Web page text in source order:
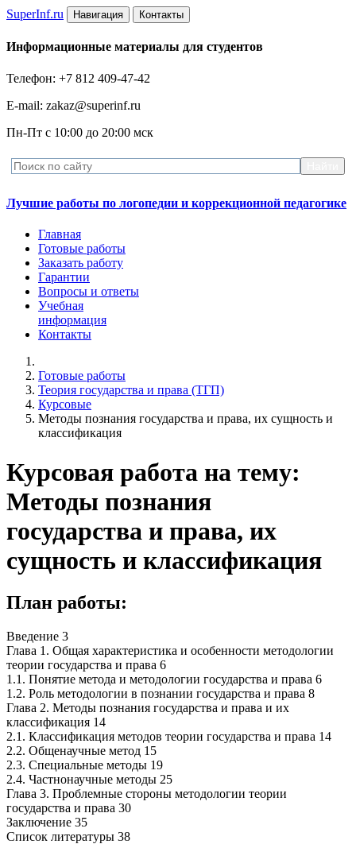
SuperInf.ru Навигация Контакты
Информационные материалы для студентов
Телефон: +7 812 409-47-42
E-mail: zakaz@superinf.ru
Пн-Пт с 10:00 до 20:00 мск
Лучшие работы по логопедии и коррекционной педагогике
Главная
Готовые работы
Заказать работу
Гарантии
Вопросы и ответы
Учебная
информация
Контакты
Готовые работы
Теория государства и права (ТГП)
Курсовые
Методы познания государства и права, их сущность и
классификация
Курсовая работа на тему:
Методы познания
государства и права, их
сущность и классификация
План работы:
Введение 3
Глава 1. Общая характеристика и особенности методологии
теории государства и права 6
1.1. Понятие метода и методологии государства и права 6
1.2. Роль методологии в познании государства и права 8
Глава 2. Методы познания государства и права и их
классификация 14
2.1. Классификация методов теории государства и права 14
2.2. Общенаучные метод 15
2.3. Специальные методы 19
2.4. Частнонаучные методы 25
Глава 3. Проблемные стороны методологии теории
государства и права 30
Заключение 35
Список литературы 38